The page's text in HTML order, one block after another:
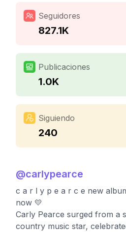
Seguidores
827.1K
Publicaciones
1.0K
Siguiendo
240
@carlypearce
c a r l y p e a r c e new
now 💛
Carly Pearce surged from a
country music star,